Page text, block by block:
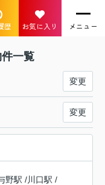
歴 お気に入り メニュー
一覧
変更
変更
野駅 /川口駅 /